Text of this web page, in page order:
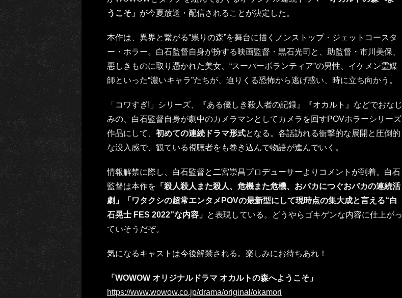
うこそ」 が今夏放送・配信されることが決定した。
本作は、異界と繋がる“祟りの森”を舞台に描くノンストップ・ジェットコースタ
ー・ホラー。白石監督自身が扮する映画監督・黒石光司と、助監督・市川美保、
悪しきものに取り憑かれた美女、“スーパーボランティア”の男性、イケメン霊媒
師といった“濃いキャラ”たちが、迫りくる恐怖から逃げ惑い、時に立ち向かう。
「コワすぎ!」シリーズ、『ある優しき殺人者の記録』『オカルト』などでおなじ
みの、白石監督自身が劇中のカメラマンとしてカメラを回すPOVホラーシリーズ
作品にして、 初めての連続ドラマ形式となる。各話訪れる衝撃的な展開と圧倒的
な没入感で、観ている視聴者をも巻き込んで物語が進んでいく。
情報解禁に際し、白石監督と二宮崇昌プロデューサーよりコメントが到着。白石
監督は本作を 「殺人殺人また殺人、危機また危機、おバカにつぐおバカの連続活
劇」「ワタクシの超常エンタメPOVの最新型にして現時点の集大成と言える“白
石晃士 FES 2022”な内容」 と表現している。どうやらゴキゲンな内容に仕上がっ
ていそうだぞ。
気になるキャストは今後解禁される。楽しみにお待ちあれ！
「WOWOW オリジナルドラマ オカルトの森へようこそ」
https://www.wowow.co.jp/drama/original/okamori